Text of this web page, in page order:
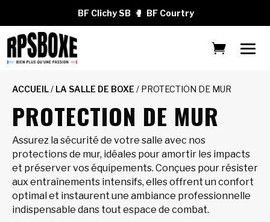
BF Clichy SB 🥊 BF Courtry
ACCUEIL/ LA SALLE DE BOXE / PROTECTION DE MUR
PROTECTION DE MUR
Assurez la sécurité de votre salle avec nos
protections de mur, idéales pour amortir les impacts
et préserver vos équipements. Conçues pour résister
aux entraînements intensifs, elles offrent un confort
optimal et instaurent une ambiance professionnelle
indispensable dans tout espace de combat.